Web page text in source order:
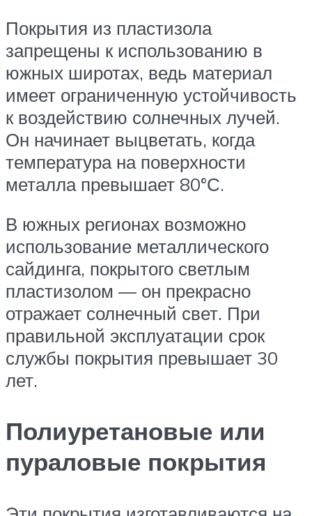
Покрытия из пластизола
запрещены к использованию в
южных широтах, ведь материал
имеет ограниченную устойчивость
к воздействию солнечных лучей.
Он начинает выцветать, когда
температура на поверхности
металла превышает 80°С.
В южных регионах возможно
использование металлического
сайдинга, покрытого светлым
пластизолом — он прекрасно
отражает солнечный свет. При
правильной эксплуатации срок
службы покрытия превышает 30
лет.
Полиуретановые или
пураловые покрытия